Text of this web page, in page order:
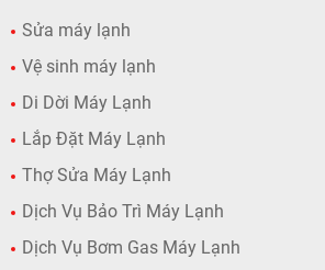
Sửa máy lạnh
Vệ sinh máy lạnh
Di Dời Máy Lạnh
Lắp Đặt Máy Lạnh
Thợ Sửa Máy Lạnh
Dịch Vụ Bảo Trì Máy Lạnh
Dịch Vụ Bơm Gas Máy Lạnh